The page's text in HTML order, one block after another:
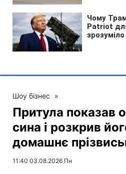
Шоу бізнес »
Притула показав
сина і розкрив
домашнє
11:40 03.08.2026 Пн